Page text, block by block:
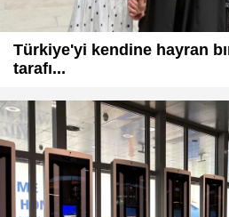
Türkiye'yi kendine hayran
tarafı...